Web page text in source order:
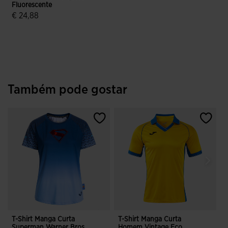
Fluorescente
€ 24,88
Também pode gostar
T-Shirt Manga Curta
T-Shirt Manga Curta